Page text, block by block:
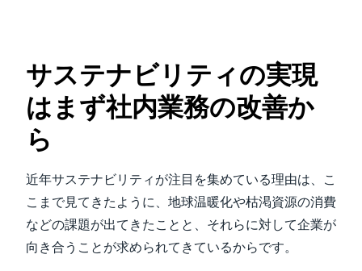
サステナビリティの実現
はまず社内業務の改善か
ら
近年サステナビリティが注目を集めている理由は、こ
こまで見てきたように、地球温暖化や枯渇資源の消費
などの課題が出てきたことと、それらに対して企業が
向き合うことが求められてきているからです。